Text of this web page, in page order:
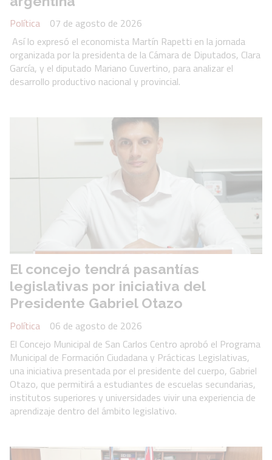
Política
07 de agosto de 2026
Así lo expresó el economista Martín Rapetti en la jornada
organizada por la presidenta de la Cámara de Diputados, Clara
García, y el diputado Mariano Cuvertino, para analizar el
desarrollo productivo nacional y provincial.
El concejo tendrá pasantías
legislativas por iniciativa del
Presidente Gabriel Otazo
Política
06 de agosto de 2026
El Concejo Municipal de San Carlos Centro aprobó el Programa
Municipal de Formación Ciudadana y Prácticas Legislativas,
una iniciativa presentada por el presidente del cuerpo, Gabriel
Otazo, que permitirá a estudiantes de escuelas secundarias,
institutos superiores y universidades vivir una experiencia de
aprendizaje dentro del ámbito legislativo.